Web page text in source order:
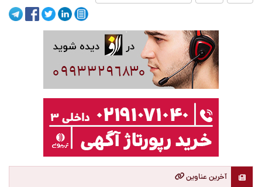
آخرین عناوین